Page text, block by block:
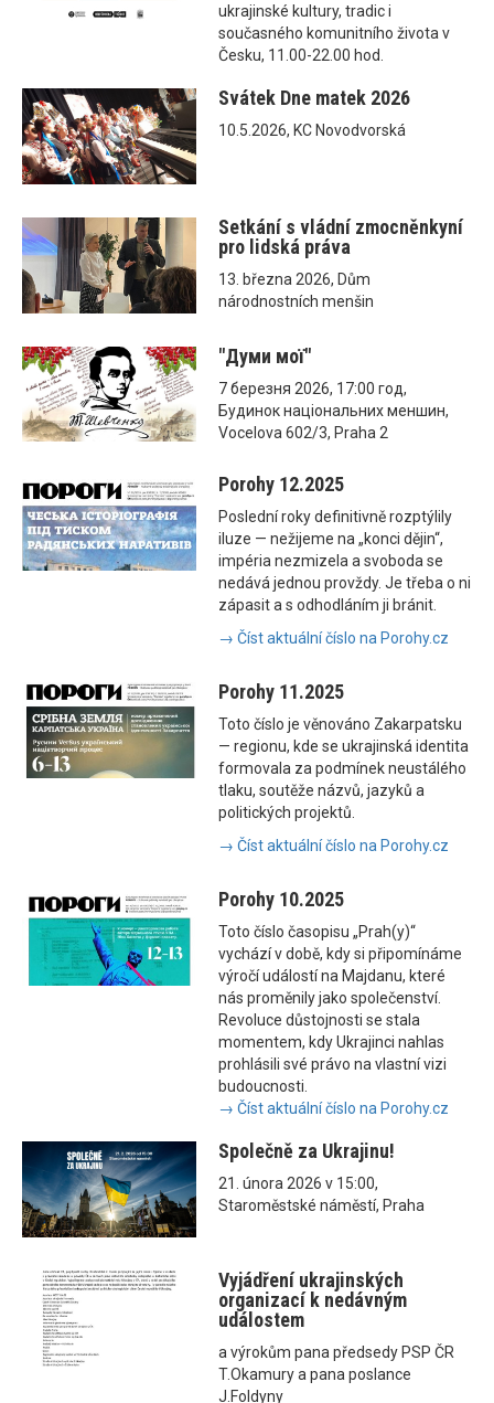
ukrajinské kultury, tradic i
současného komunitního života v
Česku, 11.00-22.00 hod.
Svátek Dne matek 2026
10.5.2026, KC Novodvorská
Setkání s vládní zmocněnkyní
pro lidská práva
13. března 2026, Dům
národnostních menšin
"Думи мої"
7 березня 2026, 17:00 год,
Будинок національних меншин,
Vocelova 602/3, Praha 2
Porohy 12.2025
Poslední roky definitivně rozptýlily
iluze — nežijeme na „konci dějin“,
impéria nezmizela a svoboda se
nedává jednou provždy. Je třeba o ni
zápasit a s odhodláním ji bránit.
→ Číst aktuální číslo na Porohy.cz
Porohy 11.2025
Toto číslo je věnováno Zakarpatsku
— regionu, kde se ukrajinská identita
formovala za podmínek neustálého
tlaku, soutěže názvů, jazyků a
politických projektů.
→ Číst aktuální číslo na Porohy.cz
Porohy 10.2025
Toto číslo časopisu „Prah(y)“
vychází v době, kdy si připomínáme
výročí událostí na Majdanu, které
nás proměnily jako společenství.
Revoluce důstojnosti se stala
momentem, kdy Ukrajinci nahlas
prohlásili své právo na vlastní vizi
budoucnosti.
→ Číst aktuální číslo na Porohy.cz
Společně za Ukrajinu!
21. února 2026 v 15:00,
Staroměstské náměstí, Praha
Vyjádření ukrajinských
organizací k nedávným
událostem
a výrokům pana předsedy PSP ČR
T.Okamury a pana poslance
J.Foldyny